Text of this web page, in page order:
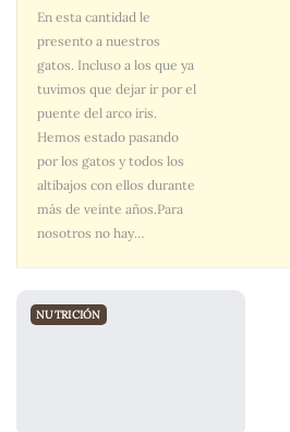
En esta cantidad le
presento a nuestros
gatos. Incluso a los que ya
tuvimos que dejar ir por el
puente del arco iris.
Hemos estado pasando
por los gatos y todos los
altibajos con ellos durante
más de veinte años.Para
nosotros no hay…
NUTRICIÓN